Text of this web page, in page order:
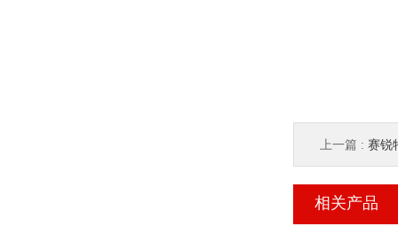
上一篇 : 赛锐特
相关产品